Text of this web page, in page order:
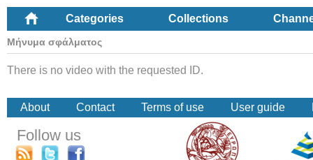
Categories Collections
Μήνυμα σφάλματος
There is no video with the requested ID.
About Contact Terms of use User guide
Follow us